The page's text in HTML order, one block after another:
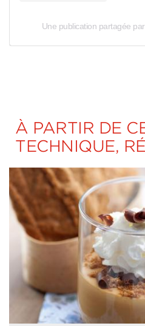
Une publication partagée
À PARTIR DE
TECHNIQUE,